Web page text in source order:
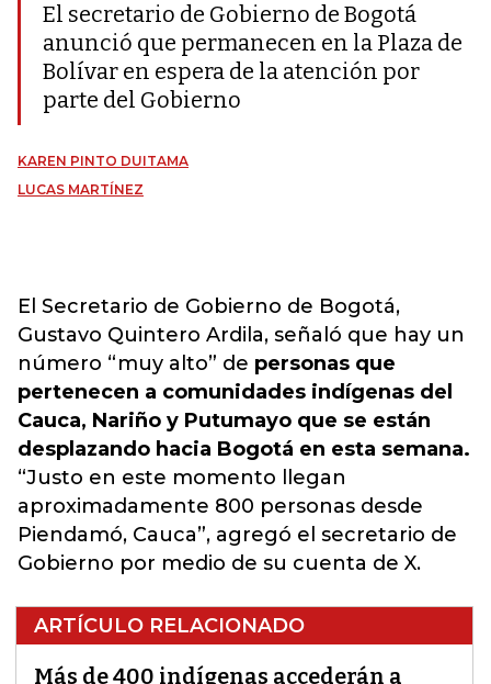
El secretario de Gobierno de Bogotá
anunció que permanecen en la Plaza de
Bolívar en espera de la atención por
parte del Gobierno
KAREN PINTO DUITAMA
LUCAS MARTÍNEZ
El Secretario de Gobierno de Bogotá,
Gustavo Quintero Ardila, señaló que hay un
número “muy alto” de personas que
pertenecen a comunidades indígenas del
Cauca, Nariño y Putumayo que se están
desplazando hacia Bogotá en esta semana.
“Justo en este momento llegan
aproximadamente 800 personas desde
Piendamó, Cauca”, agregó el secretario de
Gobierno por medio de su cuenta de X.
ARTÍCULO RELACIONADO
Más de 400 indígenas accederán a